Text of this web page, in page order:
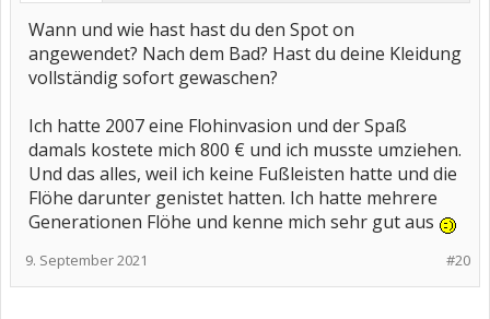
Wann und wie hast hast du den Spot on
angewendet? Nach dem Bad? Hast du deine Kleidung
vollständig sofort gewaschen?
Ich hatte 2007 eine Flohinvasion und der Spaß
damals kostete mich 800 € und ich musste umziehen.
Und das alles, weil ich keine Fußleisten hatte und die
Flöhe darunter genistet hatten. Ich hatte mehrere
Generationen Flöhe und kenne mich sehr gut aus
#20
9. September 2021